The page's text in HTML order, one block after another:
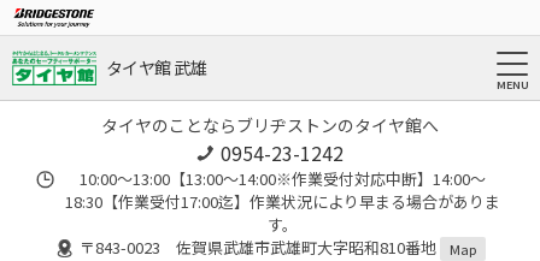
タイヤ館 武雄
タイヤのことならブリヂストンのタイヤ館へ
0954-23-1242
10:00～13:00【13:00～14:00※作業受付対応中断】14:00～
18:30【作業受付17:00迄】作業状況により早まる場合がありま
す。
〒843-0023 佐賀県武雄市武雄町大字昭和810番地
Map